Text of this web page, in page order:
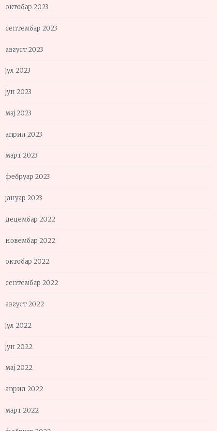
октобар 2023
септембар 2023
август 2023
јул 2023
јун 2023
мај 2023
април 2023
март 2023
фебруар 2023
јануар 2023
децембар 2022
новембар 2022
октобар 2022
септембар 2022
август 2022
јул 2022
јун 2022
мај 2022
април 2022
март 2022